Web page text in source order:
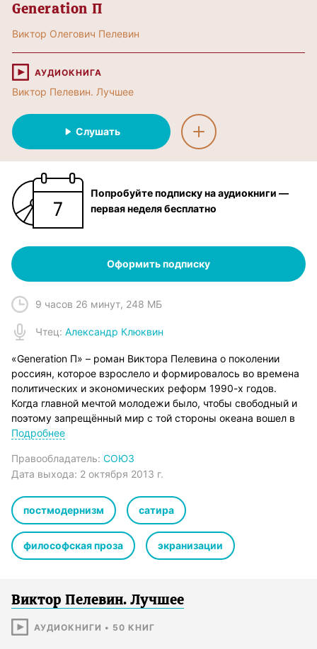
Generation П
Виктор Олегович Пелевин
АУДИОКНИГА
Виктор Пелевин. Лучшее
Слушать
Попробуйте подписку на аудиокниги —
первая неделя бесплатно
Оформить подписку
9 часов 26 минут, 248 МБ
Чтец: Александр Клюквин
«Generation П» – роман Виктора Пелевина о поколении
россиян, которое взрослело и формировалось во времена
политических и экономических реформ 1990-х годов.
Когда главной мечтой молодежи было, чтобы свободный и
поэтому запрещённый мир с той стороны океана вошел в
их жизнь. Через 10 лет мечта сбылась. Ее визитной
пепси-колу и уезжала на шикарном джипе в обнимку с
девицами в бикини.
случайно попадает в мир рекламы и открывает у себя
талант – сочинять рекламные слоганы. Таким образом, он
становится сначала копирайтером, затем «криэйтором».
Задачей Вавилена становится адаптация рекламы
© В. Пелевин
©&℗ ИП Воробьев В.А.
©&℗ ИД СОЮЗ
Подробнее
Правообладатель: СОЮЗ
Дата выхода: 2 октября 2013 г.
постмодернизм сатира
философская проза экранизации
Виктор Пелевин. Лучшее
АУДИОКНИГИ • 50 КНИГ